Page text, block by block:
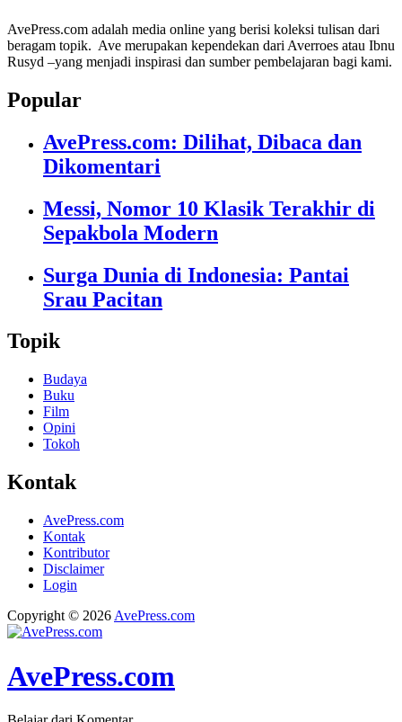
AvePress.com adalah media online yang berisi koleksi tulisan dari
beragam topik. Ave merupakan kependekan dari Averroes atau Ibnu
Rusyd –yang menjadi inspirasi dan sumber pembelajaran bagi kami.
Popular
AvePress.com: Dilihat, Dibaca dan
Dikomentari
Messi, Nomor 10 Klasik Terakhir di
Sepakbola Modern
Surga Dunia di Indonesia: Pantai
Srau Pacitan
Topik
Budaya
Buku
Film
Opini
Tokoh
Kontak
AvePress.com
Kontak
Kontributor
Disclaimer
Login
Copyright © 2026 AvePress.com
AvePress.com